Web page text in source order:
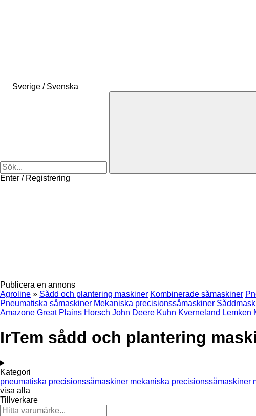
Sverige / Svenska
Enter / Registrering
Publicera en annons
Agroline » Sådd och plantering maskiner Kombinerade såmaskiner
Pneumatiska såmaskiner Mekaniska precisionssåmaskiner
Amazone Great Plains Horsch John Deere Kuhn Kverneland Lemken
IrTem sådd och plantering
Kategori
pneumatiska precisionssåmaskiner mekaniska precisionssåmaskiner
visa alla
Tillverkare